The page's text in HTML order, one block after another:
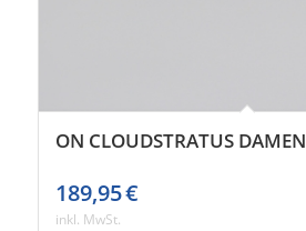
ON CLOUDSTRATUS DAMEN
189,95€
inkl. MwSt.